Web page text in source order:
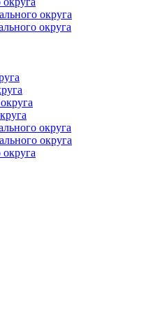
округа
округа
округа
округа